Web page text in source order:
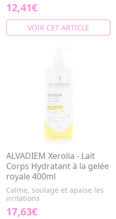
12,41€
VOIR CET ARTICLE
ALVADIEM Xerolia - Lait
Corps Hydratant à la gelée
royale 400ml
Calme, soulage et apaise les
irritations
17,63€